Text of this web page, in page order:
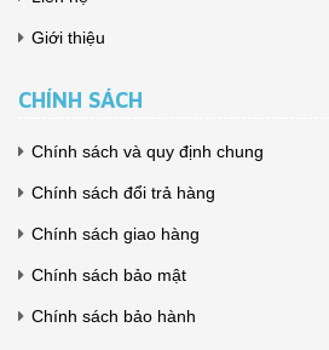
Giới thiệu
CHÍNH SÁCH
Chính sách và quy định chung
Chính sách đổi trả hàng
Chính sách giao hàng
Chính sách bảo mật
Chính sách bảo hành